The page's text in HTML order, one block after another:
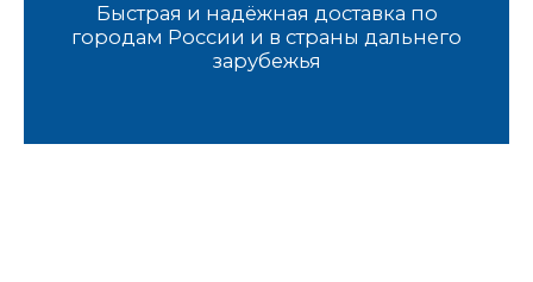
Быстрая и надёжная доставка по
городам России и в страны дальнего
зарубежья